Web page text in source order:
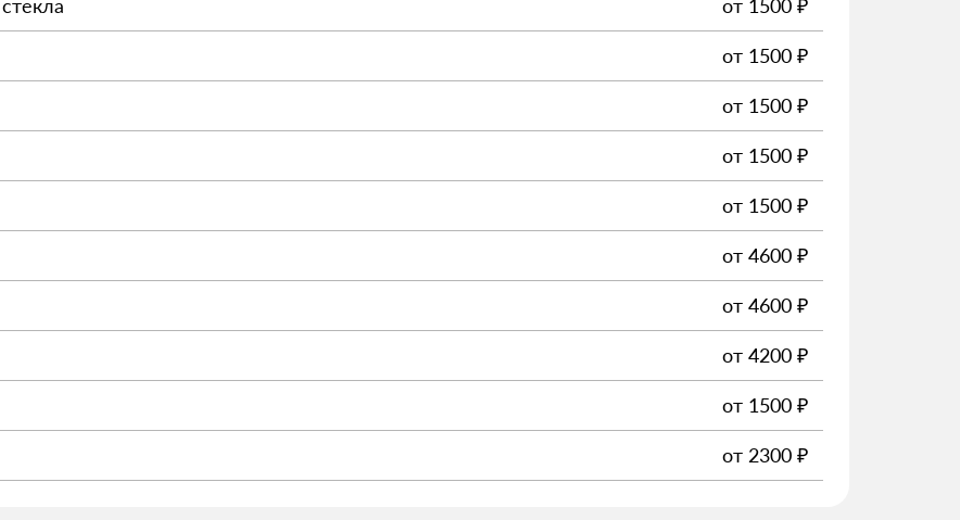
от 1500 ₽
от 1500 ₽
от 1500 ₽
от 1500 ₽
от 1500 ₽
от 4600 ₽
от 4600 ₽
от 4200 ₽
от 1500 ₽
от 2300 ₽